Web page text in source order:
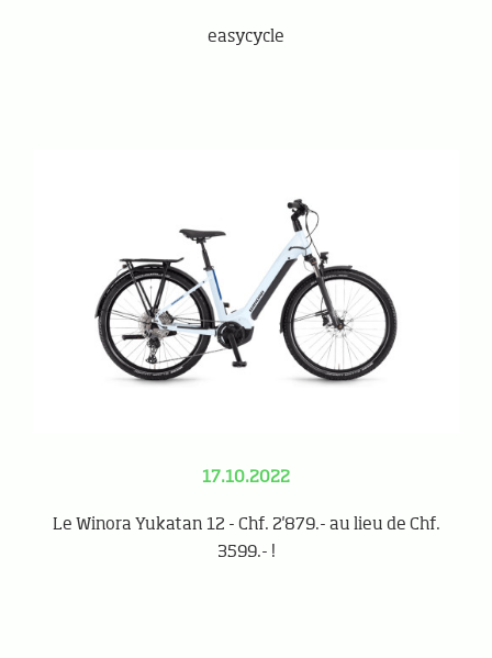
easycycle
17.10.2022
Le Winora Yukatan 12 - Chf. 2'879.- au lieu de Chf.
3599.- !